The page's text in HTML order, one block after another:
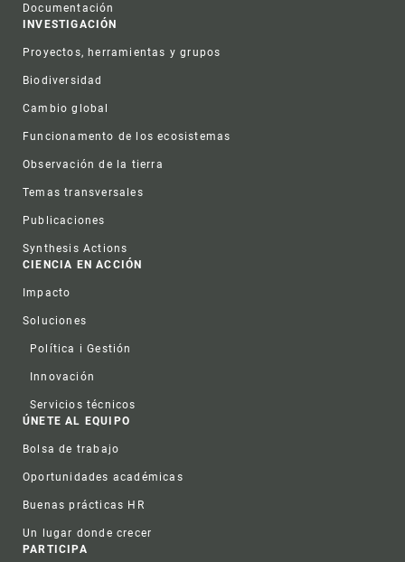
Documentación
INVESTIGACIÓN
Proyectos, herramientas y grupos
Biodiversidad
Cambio global
Funcionamento de los ecosistemas
Observación de la tierra
Temas transversales
Publicaciones
Synthesis Actions
CIENCIA EN ACCIÓN
Impacto
Soluciones
Política i Gestión
Innovación
Servicios técnicos
ÚNETE AL EQUIPO
Bolsa de trabajo
Oportunidades académicas
Buenas prácticas HR
Un lugar donde crecer
PARTICIPA